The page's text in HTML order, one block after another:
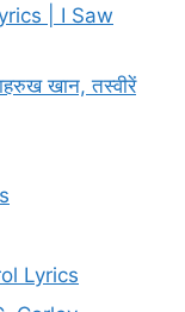
| I Saw
खान, तस्वीरें
Lyrics